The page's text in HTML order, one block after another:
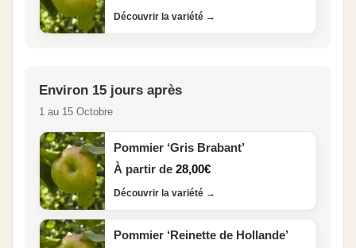
Découvrir la variété →
Environ 15 jours après
1 au 15 Octobre
Pommier ‘Gris Brabant’
À partir de 28,00€
Découvrir la variété →
Pommier ‘Reinette de Hollande’